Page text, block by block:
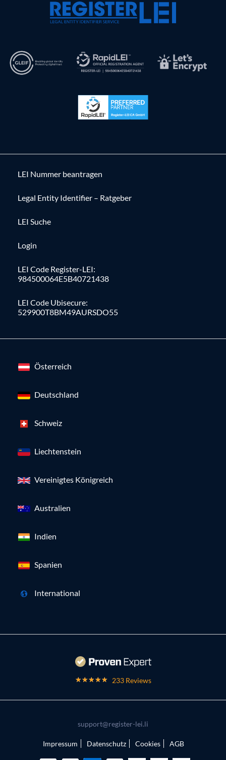
LEI Nummer beantragen
Legal Entity Identifier – Ratgeber
LEI Suche
Login
LEI Code Register-LEI:
984500064E5B40721438
LEI Code Ubisecure:
529900T8BM49AURSDO55
Österreich
Deutschland
Schweiz
Liechtenstein
Vereinigtes Königreich
Australien
Indien
Spanien
International
233 Reviews
support@register-lei.li
Impressum Datenschutz Cookies AGB